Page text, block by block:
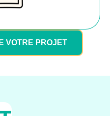
VOTRE PROJET